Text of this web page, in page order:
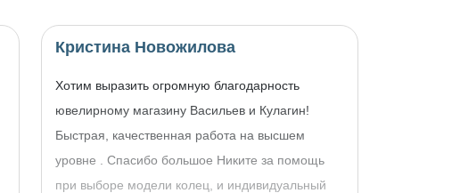
Кристина Новожилова
Хотим выразить огромную благодарность
ювелирному магазину Васильев и Кулагин!
Быстрая, качественная работа на высшем
уровне . Спасибо большое Никите за помощь
при выборе модели колец, и индивидуальный